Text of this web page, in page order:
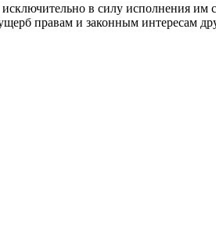
в силу исполнения им
правам и законным интересам